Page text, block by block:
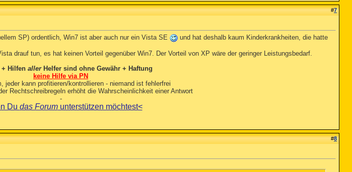
#7
SP) ordentlich, Win7 ist aber auch nur ein Vista SE
und hat deshalb kaum Kinderkrankheiten, die hatte
drauf tun, es hat keinen Vorteil gegenüber Win7. Der Vorteil von XP wäre der geringer Leistungsbedarf.
Hilfen aller Helfer sind ohne Gewähr + Haftung
keine Hilfe via PN
jeder kann profitieren/kontrollieren - niemand ist fehlerfrei
Rechtschreibregeln erhöht die Wahrscheinlichkeit einer Antwort
-
Du das Forumunterstützen möchtest<
#8